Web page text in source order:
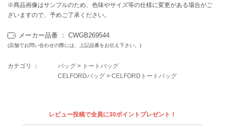
ETRÉ TOKYO
ey
※商品画像はサンプルのため、色味やサイズ等の仕様に変更がある場合がご
ざいますので、予めご了承ください。
メーカー品番 ： CWGB269544
(店舗でお問い合わせの際には、上記品番をお伝え下さい。)
カテゴリ ： バッグ > トートバッグ
CELFORDバッグ > CELFORDトートバッグ
レビュー投稿で全員に30ポイントプレゼント！